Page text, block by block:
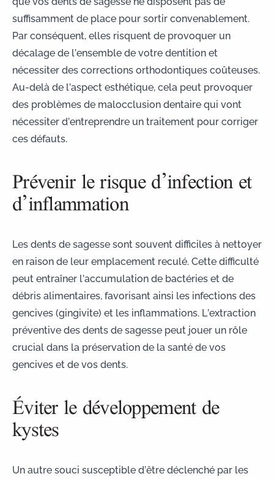
suffisamment de place pour sortir convenablement.
Par conséquent, elles risquent de provoquer un
décalage de l’ensemble de votre dentition et
nécessiter des corrections orthodontiques coûteuses.
Au-delà de l’aspect esthétique, cela peut provoquer
des problèmes de malocclusion dentairequi vont
nécessiter d’entreprendre un traitement pour corriger
ces défauts.
Prévenir le risque d’infection et
d’inflammation
Les dents de sagesse sont souvent difficiles à nettoyer
en raison de leur emplacement reculé. Cette difficulté
peut entraîner l’accumulation de bactéries et de
débris alimentaires, favorisant ainsi les infections des
gencives(gingivite) et les inflammations. L’extraction
préventive des dents de sagesse peut jouer un rôle
crucial dans la préservation de la santé de vos
gencives et de vos dents.
Éviter le développement de
kystes
Un autre souci susceptible d’être déclenché par les